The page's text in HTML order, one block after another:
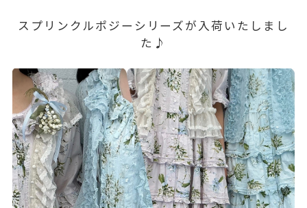
スプリンクルポジーシリーズが入荷いたしまし
た♪